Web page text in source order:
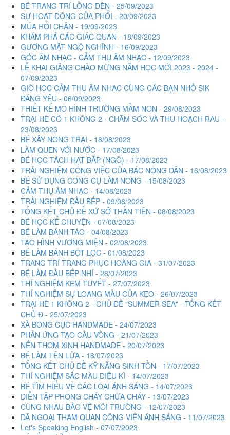
BÉ TRANG TRÍ LỒNG ĐÈN - 25/09/2023
SỰ HOẠT ĐỘNG CỦA PHỔI - 20/09/2023
MÚA RỐI CHÂN - 19/09/2023
KHÁM PHÁ CÁC GIÁC QUAN - 18/09/2023
GƯƠNG MẶT NGỘ NGHĨNH - 16/09/2023
GÓC ÂM NHẠC - CẢM THỤ ÂM NHẠC - 12/09/2023
LỄ KHAI GIẢNG CHÀO MỪNG NĂM HỌC MỚI 2023 - 2024 -
07/09/2023
GIỜ HỌC CẢM THỤ ÂM NHẠC CÙNG CÁC BẠN NHỎ SIK
ĐÁNG YÊU - 06/09/2023
THIẾT KẾ MÔ HÌNH TRƯỜNG MẦM NON - 29/08/2023
TRẠI HÈ CÓ 1 KHÔNG 2 - CHĂM SÓC VÀ THU HOẠCH RAU -
23/08/2023
BÉ XÂY NÔNG TRẠI - 18/08/2023
LÀM QUEN VỚI NƯỚC - 17/08/2023
BÉ HỌC TÁCH HẠT BẮP (NGÔ) - 17/08/2023
TRẢI NGHIỆM CÔNG VIỆC CỦA BÁC NÔNG DÂN - 16/08/2023
BÉ SỬ DỤNG CÔNG CỤ LÀM NÔNG - 15/08/2023
CẢM THỤ ÂM NHẠC - 14/08/2023
TRẢI NGHIỆM ĐẦU BẾP - 09/08/2023
TỔNG KẾT CHỦ ĐỀ XỨ SỞ THẦN TIÊN - 08/08/2023
BÉ HỌC KỂ CHUYỆN - 07/08/2023
BÉ LÀM BÁNH TÁO - 04/08/2023
TẠO HÌNH VƯƠNG MIỆN - 02/08/2023
BÉ LÀM BÁNH BỘT LỌC - 01/08/2023
TRANG TRÍ TRANG PHỤC HOÀNG GIA - 31/07/2023
BÉ LÀM ĐẦU BẾP NHÍ - 28/07/2023
THÍ NGHIỆM KEM TUYẾT - 27/07/2023
THÍ NGHIỆM SỰ LOANG MÀU CỦA KẸO - 26/07/2023
TRẠI HÈ 1 KHÔNG 2 - CHỦ ĐỀ "SUMMER SEA" - TỔNG KẾT
CHỦ Đ - 25/07/2023
XÀ BÔNG CỤC HANDMADE - 24/07/2023
PHẢN ỨNG TẠO CẦU VỒNG - 21/07/2023
NẾN THƠM XINH HANDMADE - 20/07/2023
BÉ LÀM TÊN LỬA - 18/07/2023
TỔNG KẾT CHỦ ĐỀ KỸ NĂNG SINH TỒN - 17/07/2023
THÍ NGHIỆM SẮC MÀU DIỆU KÌ - 14/07/2023
BÉ TÌM HIỂU VỀ CÁC LOẠI ÁNH SÁNG - 14/07/2023
DIỄN TẬP PHÒNG CHÁY CHỮA CHÁY - 13/07/2023
CÙNG NHAU BẢO VỆ MÔI TRƯỜNG - 12/07/2023
DÃ NGOẠI THAM QUAN CÔNG VIÊN ÁNH SÁNG - 11/07/2023
Let's Speaking English - 07/07/2023